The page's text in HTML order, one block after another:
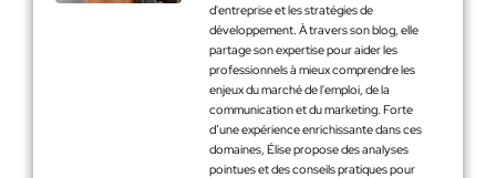
d'entreprise et les stratégies de
développement. À travers son blog, elle
partage son expertise pour aider les
professionnels à mieux comprendre les
enjeux du marché de l'emploi, de la
communication et du marketing. Forte
d’une expérience enrichissante dans ces
domaines, Élise propose des analyses
pointues et des conseils pratiques pour